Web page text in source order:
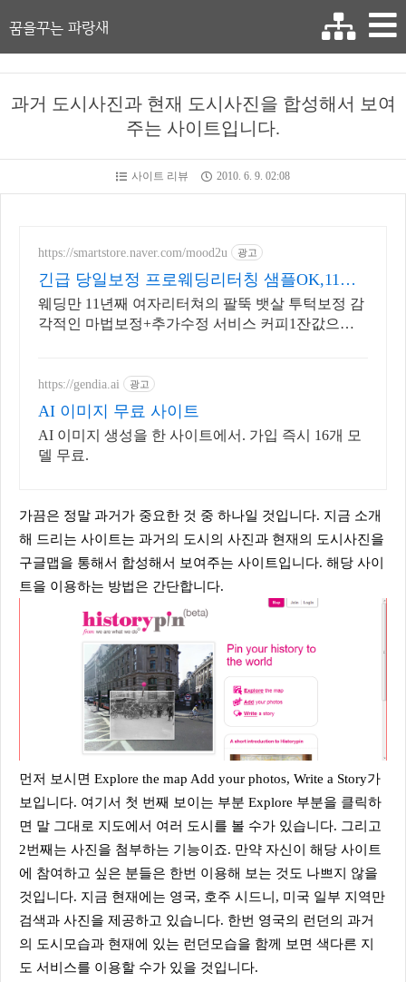
꿈을꾸는 파랑새
과거 도시사진과 현재 도시사진을 합성해서 보여
주는 사이트입니다.
사이트 리뷰 2010. 6. 9. 02:08
https://smartstore.naver.com/mood2u 광고
긴급 당일보정 프로웨딩리터칭 샘플OK,11년
완벽보정경력
웨딩만 11년째 여자리터쳐의 팔뚝 뱃살 투턱보정 감
각적인 마법보정+추가수정 서비스 커피1잔값으로
https://gendia.ai 광고
AI 이미지 무료 사이트
AI 이미지 생성을 한 사이트에서. 가입 즉시 16개 모
델 무료.
가끔은 정말 과거가 중요한 것 중 하나일 것입니다. 지금 소개
해 드리는 사이트는 과거의 도시의 사진과 현재의 도시사진을
구글맵을 통해서 합성해서 보여주는 사이트입니다. 해당 사이
트을 이용하는 방법은 간단합니다.
먼저 보시면 Explore the map Add your photos, Write a Story가
보입니다. 여기서 첫 번째 보이는 부분 Explore 부분을 클릭하
면 말 그대로 지도에서 여러 도시를 볼 수가 있습니다. 그리고
2번째는 사진을 첨부하는 기능이죠. 만약 자신이 해당 사이트
에 참여하고 싶은 분들은 한번 이용해 보는 것도 나쁘지 않을
것입니다. 지금 현재에는 영국, 호주 시드니, 미국 일부 지역만
검색과 사진을 제공하고 있습니다. 한번 영국의 런던의 과거
의 도시모습과 현재에 있는 런던모습을 함께 보면 색다른 지
도 서비스를 이용할 수가 있을 것입니다.